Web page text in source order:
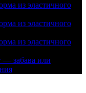
из эластичного
из эластичного
из эластичного
— забава или